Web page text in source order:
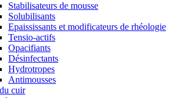
Stabilisateurs de mousse
Solubilisants
Epaississants et modificateurs de rhéologie
Tensio-actifs
Opacifiants
Désinfectants
Hydrotropes
Antimousses
cuir